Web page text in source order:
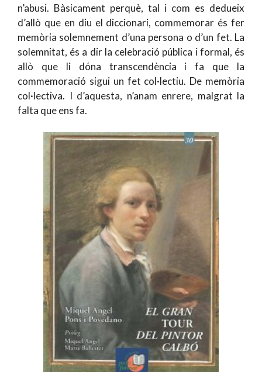
n’abusi. Bàsicament perquè, tal i com es dedueix
d’allò que en diu el diccionari, commemorar és fer
memòria solemnement d’una persona o d’un fet. La
solemnitat, és a dir la celebració pública i formal, és
allò que li dóna transcendència i fa que la
commemoració sigui un fet col·lectiu. De memòria
col·lectiva. I d’aquesta, n’anam enrere, malgrat la
falta que ens fa.